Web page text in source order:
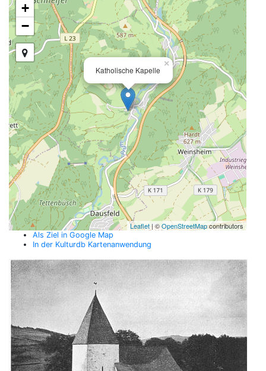
Katholische Kapelle
×
+
−
Leaflet | ©OpenStreetMapcontributors
Als Ziel in Google Map
In der Kulturdb Kartenanwendung